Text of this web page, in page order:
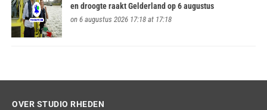
en droogte raakt Gelderland op 6 augustus
on 6 augustus 2026 17:18 at 17:18
OVER STUDIO RHEDEN